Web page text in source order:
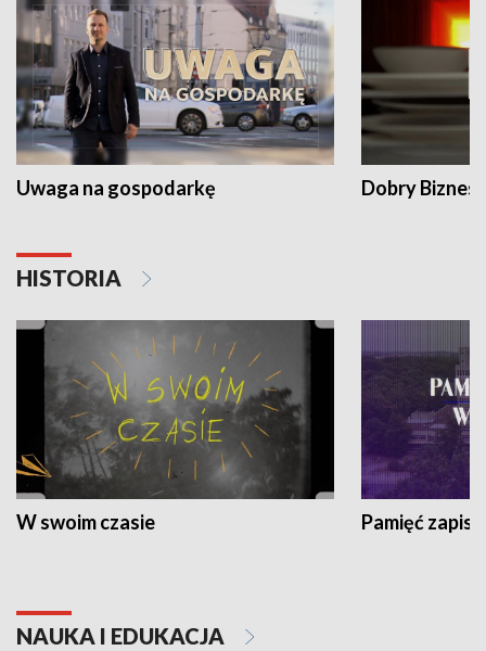
Uwaga na gospodarkę Dobry Biznes
HISTORIA
W swoim czasie Pamięć
NAUKA I EDUKACJA